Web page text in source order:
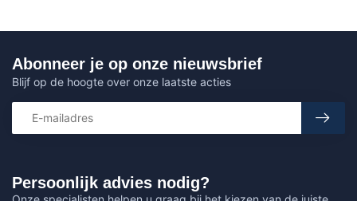
Persoonlijk advies nodig?
Abonneer je op onze nieuwsbrief
Blijf op de hoogte over onze laatste acties